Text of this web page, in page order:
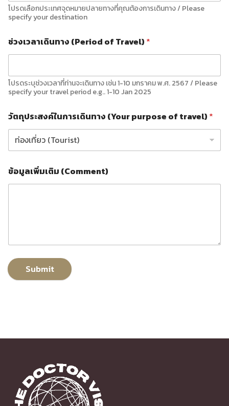
โปรดเลือกประเทศจุดหมายปลายทางที่คุณต้องการเดินทาง / Please
specify your destination
ช่วงเวลาเดินทาง (Period of Travel) *
โปรดระบุช่วงเวลาที่ท่านจะเดินทาง เช่น 1-10 มกราคม พ.ศ. 2567 / Please
specify your travel period e.g.. 1-10 Jan 2025
วัตถุประสงค์ในการเดินทาง (Your purpose of travel) *
ข้อมูลเพิ่มเติม (Comment)
Submit